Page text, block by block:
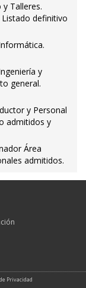
Talleres.
Listado definitivo
y
general.
y Personal
admitidos y
Área
admitidos.
Privacidad